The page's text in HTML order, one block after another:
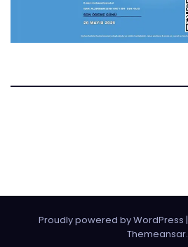
Proudly powered by WordPress |
Themeansar.